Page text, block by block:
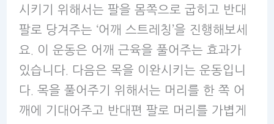
시키기 위해서는 팔을 몸쪽으로 굽히고 반대
팔로 당겨주는 ‘어깨 스트레칭’을 진행해보세
요. 이 운동은 어깨 근육을 풀어주는 효과가
있습니다. 다음은 목을 이완시키는 운동입니
다. 목을 풀어주기 위해서는 머리를 한 쪽 어
깨에 기대어주고 반대편 팔로 머리를 가볍게